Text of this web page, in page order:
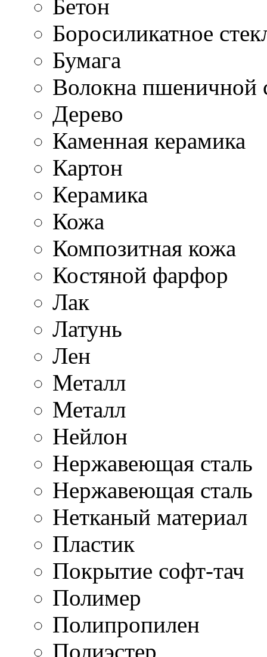
Бетон
Боросиликатное
Бумага
Волокна пшеничной
Дерево
Каменная керамика
Картон
Керамика
Кожа
Композитная кожа
Костяной фарфор
Лак
Латунь
Лен
Металл
Металл
Нейлон
Нержавеющая cталь
Нержавеющая сталь
Нетканый материал
Пластик
Покрытие софт-тач
Полимер
Полипропилен
Полиэстер